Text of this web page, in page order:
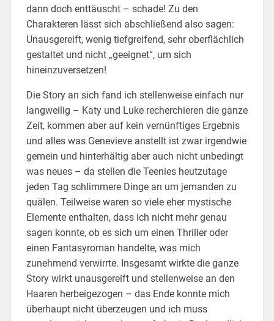
dann doch enttäuscht – schade! Zu den
Charakteren lässt sich abschließend also sagen:
Unausgereift, wenig tiefgreifend, sehr oberflächlich
gestaltet und nicht „geeignet“, um sich
hineinzuversetzen!
Die Story an sich fand ich stellenweise einfach nur
langweilig – Katy und Luke recherchieren die ganze
Zeit, kommen aber auf kein vernünftiges Ergebnis
und alles was Genevieve anstellt ist zwar irgendwie
gemein und hinterhältig aber auch nicht unbedingt
was neues – da stellen die Teenies heutzutage
jeden Tag schlimmere Dinge an um jemanden zu
quälen. Teilweise waren so viele eher mystische
Elemente enthalten, dass ich nicht mehr genau
sagen konnte, ob es sich um einen Thriller oder
einen Fantasyroman handelte, was mich
zunehmend verwirrte. Insgesamt wirkte die ganze
Story wirkt unausgereift und stellenweise an den
Haaren herbeigezogen – das Ende konnte mich
überhaupt nicht überzeugen und ich muss